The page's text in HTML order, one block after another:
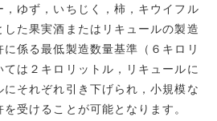
ゆず，いちじく，柿，キウイフル
た果実酒またはリキュールの製造
係る最低製造数量基準（６キロリ
は２キロリットル，リキュールに
それぞれ引き下げられ，小規模な
受けることが可能となります。